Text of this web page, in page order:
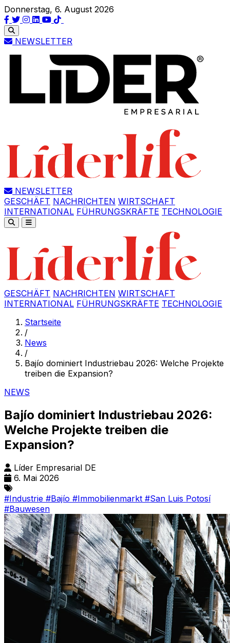
Donnerstag, 6. August 2026
NEWSLETTER
NEWSLETTER
GESCHÄFT NACHRICHTEN WIRTSCHAFT
INTERNATIONAL FÜHRUNGSKRÄFTE TECHNOLOGIE
GESCHÄFT NACHRICHTEN WIRTSCHAFT
INTERNATIONAL FÜHRUNGSKRÄFTE TECHNOLOGIE
Startseite
/
News
/
Bajío dominiert Industriebau 2026: Welche Projekte
treiben die Expansion?
NEWS
Bajío dominiert Industriebau 2026:
Welche Projekte treiben die
Expansion?
Líder Empresarial DE
6. Mai 2026
#Industrie #Bajío #Immobilienmarkt #San Luis Potosí
#Bauwesen